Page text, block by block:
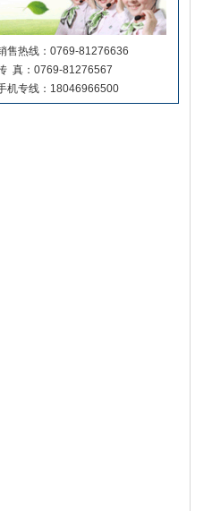
售热线：0769-81276636
真：0769-81276567
机专线：18046966500